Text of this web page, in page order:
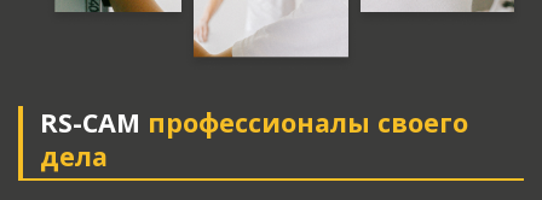
RS-CAM профессионалы своего
дела